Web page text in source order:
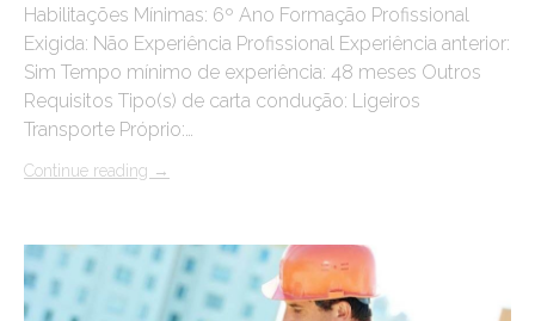
Habilitações Mínimas: 6º Ano Formação Profissional
Exigida: Não Experiência Profissional Experiência anterior:
Sim Tempo mínimo de experiência: 48 meses Outros
Requisitos Tipo(s) de carta condução: Ligeiros
Transporte Próprio:…
Continue reading →